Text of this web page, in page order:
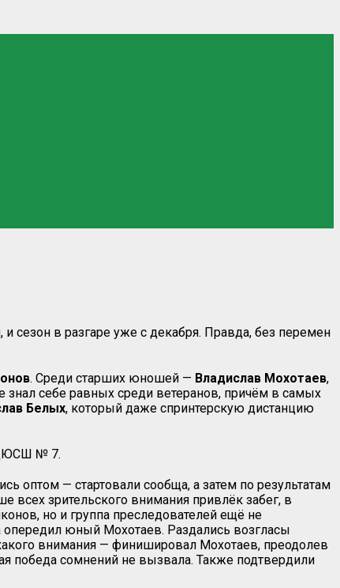
сезон в разгаре уже с декабря. Правда, без перемен
. Среди старших юношей — Владислав Мохотаев,
знал себе равных среди ветеранов, причём в самых
Белых, который даже спринтерскую дистанцию
ДЮСШ № 7.
оптом — стартовали сообща, а затем по результатам
всех зрительского внимания привлёк забег, в
но и группа преследователей ещё не
юный Мохотаев. Раздались возгласы
внимания — финишировал Мохотаев, преодолев
победа сомнений не вызвала. Также подтвердили